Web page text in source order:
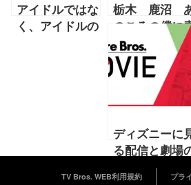
アイドルではな
く、アイドルの
ル！」
栃木 鹿沼
のころの僕に
春はあったか
前篇【2023年1
月 世田谷ピン
ポンズ連載「感
傷は僕の背
骨」】
ディズニーに
る配信と劇場
関係＆『モスル
TV Bros. WEB利用規約 プラ